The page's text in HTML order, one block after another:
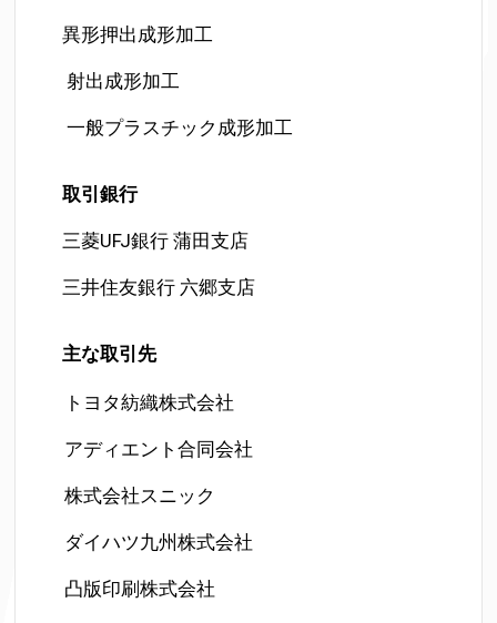
異形押出成形加工
射出成形加工
一般プラスチック成形加工
取引銀行
三菱UFJ銀行 蒲田支店
三井住友銀行 六郷支店
主な取引 先
トヨタ紡織株式会社
アディエント合同会社
株式会社スニック
ダイハツ九州株式会社
凸版印刷株式会社